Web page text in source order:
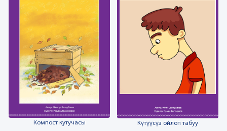
Компост кутучасы Күтүүсүз ойлоп табуу